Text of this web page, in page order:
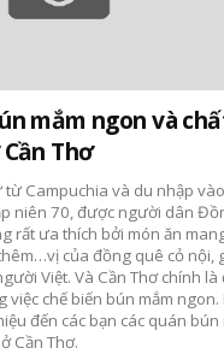
mắm ngon và
Thơ
từ Campuchia và du nhập
niên 70, được người dân
rất ưa thích bởi món ăn
vị của đồng quê cỏ nội,
Việt. Và Cần Thơ chính là
chế biến bún mắm ngon.
đến các bạn các quán bún
Cần Thơ.